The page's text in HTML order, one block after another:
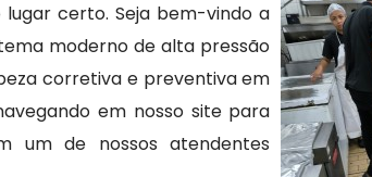
lugar certo. Seja bem-vindo a
moderno de alta pressão
corretiva e preventiva em
em nosso site para
um de nossos atendentes